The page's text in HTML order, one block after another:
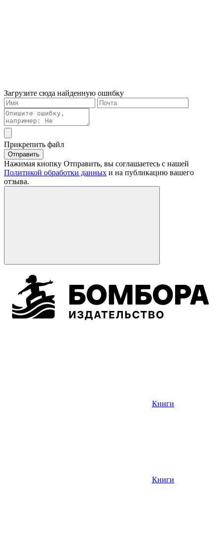
Загрузите сюда найденную ошибку
Прикрепить файл
Отправить
Нажимая кнопку Отправить, вы соглашаетесь с нашей
Политикой обработки данных и на публикацию вашего
отзыва.
Книги
Книги